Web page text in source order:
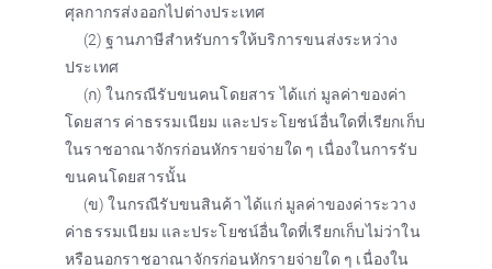
ศุลกากรส่งออกไปต่างประเทศ
(2) ฐานภาษีสำหรับการให้บริการขนส่งระหว่าง
ประเทศ
(ก) ในกรณีรับขนคนโดยสาร ได้แก่ มูลค่าของค่า
โดยสาร ค่าธรรมเนียม และประโยชน์อื่นใดที่เรียกเก็บ
ในราชอาณาจักรก่อนหักรายจ่ายใด ๆ เนื่องในการรับ
ขนคนโดยสารนั้น
(ข) ในกรณีรับขนสินค้า ได้แก่ มูลค่าของค่าระวาง
ค่าธรรมเนียม และประโยชน์อื่นใดที่เรียกเก็บไม่ว่าใน
หรือนอกราชอาณาจักรก่อนหักรายจ่ายใด ๆ เนื่องใน